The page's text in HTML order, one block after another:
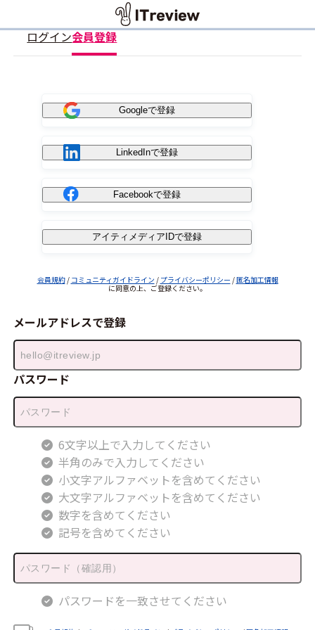
ログイン会員登録
Googleで登録
LinkedInで登録
Facebookで登録
アイティメディアIDで登録
会員規約/ コミュニティガイドライン / プライバシーポリシー /匿名加工情報
に同意の上、ご登録ください。
メールアドレスで登録
パスワード
6文字以上で入力してください
半角のみで入力してください
小文字アルファベットを含めてください
大文字アルファベットを含めてください
数字を含めてください
記号を含めてください
パスワードを一致させてください